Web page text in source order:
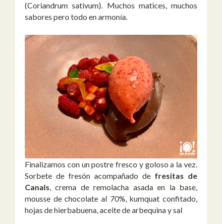
(Coriandrum sativum). Muchos matices, muchos
sabores pero todo en armonía.
Finalizamos con un postre fresco y goloso a la vez.
Sorbete de fresón acompañado de fresitas de
Canals , crema de remolacha asada en la base,
mousse de chocolate al 70%, kumquat confitado,
hojas de hierbabuena, aceite de arbequina y sal